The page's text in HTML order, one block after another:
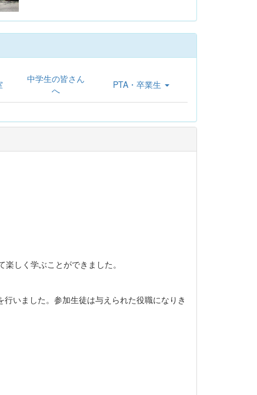
中学生の皆さん
へ
PTA・卒業生
しく学ぶことができました。
いました。参加生徒は与えられた役職になりき